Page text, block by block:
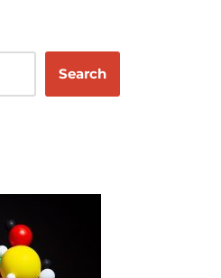
Search